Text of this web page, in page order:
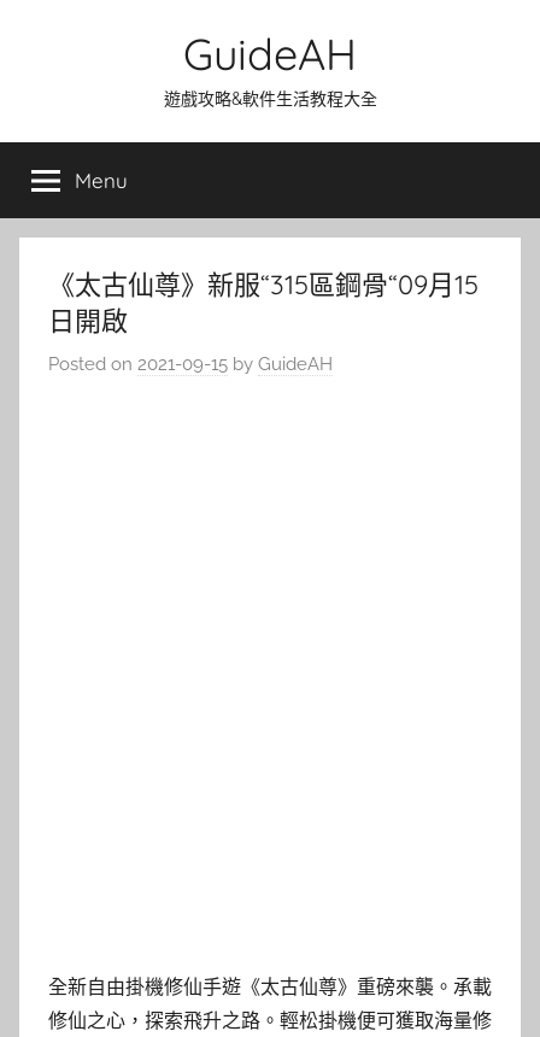
GuideAH
遊戲攻略&軟件生活教程大全
Menu
《太古仙尊》新服“315區鋼骨“09月15
日開啟
Posted on 2021-09-15 by GuideAH
全新自由掛機修仙手遊《太古仙尊》重磅來襲。承載
修仙之心，探索飛升之路。輕松掛機便可獲取海量修